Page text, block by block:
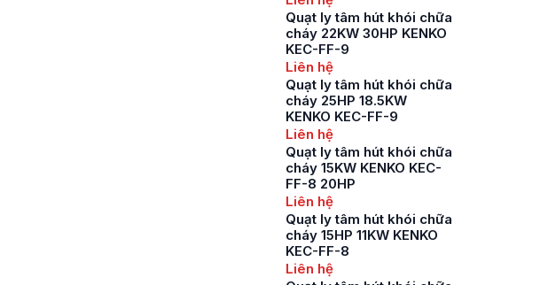
Quạt ly tâm hút khói chữa
cháy 22KW 30HP KENKO
KEC-FF-9
Liên hệ
Quạt ly tâm hút khói chữa
cháy 25HP 18.5KW
KENKO KEC-FF-9
Liên hệ
Quạt ly tâm hút khói chữa
cháy 15KW KENKO KEC-
FF-8 20HP
Liên hệ
Quạt ly tâm hút khói chữa
cháy 15HP 11KW KENKO
KEC-FF-8
Liên hệ